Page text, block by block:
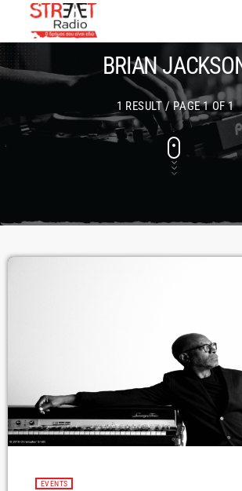
BRIAN
1 RESULT / PAGE 1 OF 1
EVENTS